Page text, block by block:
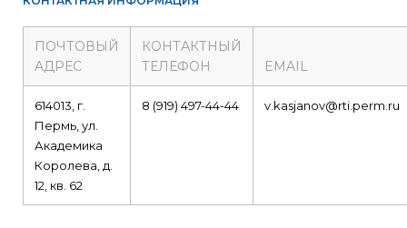
ПОЧТОВЫЙ
АДРЕС
КОНТАКТНЫЙ
ТЕЛЕФОН
EMAIL
614013, г.
Пермь, ул.
Академика
Королева, д.
12, кв. 62
8 (919) 497-44-44 v.kasjanov@rti.perm.ru